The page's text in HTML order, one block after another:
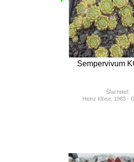
Sempervivum
Šľachtiteľ:
Heinz Klose, 1983 -